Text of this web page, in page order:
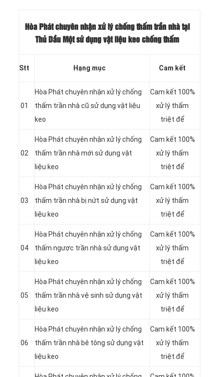
Hòa Phát chuyên nhận xử lý chống thấm trần nhà tại
Thủ Dầu Một sử dụng vật liệu keo chống thấm
Stt Hạng mục Cam kết
01
Hòa Phát chuyên nhận xử lý chống
thấm trần nhà cũ sử dụng vật liệu
keo
Cam kết 100%
xử lý thấm
triệt để
02
Hòa Phát chuyên nhận xử lý chống
thấm trần nhà mới sử dụng vật
liệu keo
Cam kết 100%
xử lý thấm
triệt để
03
Hòa Phát chuyên nhận xử lý chống
thấm trần nhà bị nứt sử dụng vật
liệu keo
Cam kết 100%
xử lý thấm
triệt để
04
Hòa Phát chuyên nhận xử lý chống
thấm ngược trần nhà sử dụng vật
liệu keo
Cam kết 100%
xử lý thấm
triệt để
05
Hòa Phát chuyên nhận xử lý chống
thấm trần nhà vệ sinh sử dụng vật
liệu keo
Cam kết 100%
xử lý thấm
triệt để
06
Hòa Phát chuyên nhận xử lý chống
thấm trần nhà bê tông sử dụng vật
liệu keo
Cam kết 100%
xử lý thấm
triệt để